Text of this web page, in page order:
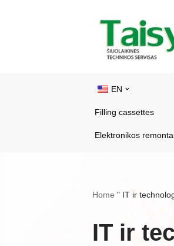
EN
Filling cassettes
Elektronikos
Home " IT ir
IT ir